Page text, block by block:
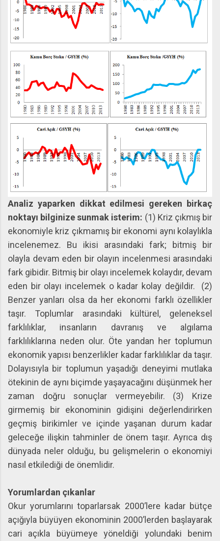
Analiz yaparken dikkat edilmesi gereken birkaç
noktayı bilginize sunmak isterim: (1) Kriz çıkmış bir
ekonomiyle kriz çıkmamış bir ekonomi aynı kolaylıkla
incelenemez. Bu ikisi arasındaki fark; bitmiş bir
olayla devam eden bir olayın incelenmesi arasındaki
fark gibidir. Bitmiş bir olayı incelemek kolaydır, devam
eden bir olayı incelemek o kadar kolay değildir. (2)
Benzer yanları olsa da her ekonomi farklı özellikler
taşır. Toplumlar arasındaki kültürel, geleneksel
farklılıklar, insanların davranış ve algılama
farklılıklarına neden olur. Öte yandan her toplumun
ekonomik yapısı benzerlikler kadar farklılıklar da taşır.
Dolayısıyla bir toplumun yaşadığı deneyimi mutlaka
ötekinin de aynı biçimde yaşayacağını düşünmek her
zaman doğru sonuçlar vermeyebilir. (3) Krize
girmemiş bir ekonominin gidişini değerlendirirken
geçmiş birikimler ve içinde yaşanan durum kadar
geleceğe ilişkin tahminler de önem taşır. Ayrıca dış
dünyada neler olduğu, bu gelişmelerin o ekonomiyi
nasıl etkilediği de önemlidir.
Yorumlardan çıkanlar
Okur yorumlarını toparlarsak 2000’lere kadar bütçe
açığıyla büyüyen ekonominin 2000’lerden başlayarak
cari açıkla büyümeye yöneldiği yolundaki benim